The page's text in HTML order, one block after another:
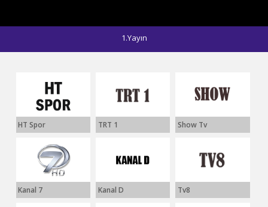
1.Yayın
HT Spor TRT 1 Show Tv
Kanal 7 Kanal D Tv8